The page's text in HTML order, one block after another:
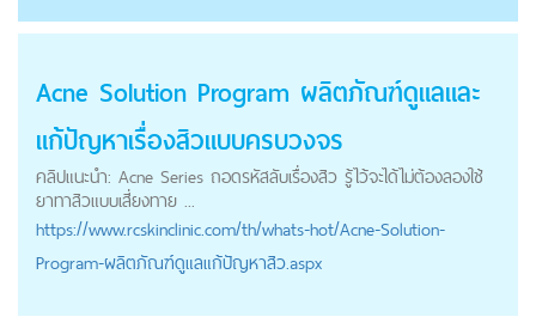
Acne Solution Program ผลิตภัณฑ์ดูแลและ
แก้ปัญหาเรื่องสิวแบบครบวงจร
คลิปแนะนำ: Acne Series ถอดรหัสลับเรื่องสิว รู้ไว้จะได้ไม่ต้องลองใช้
ยาทาสิวแบบเสี่ยงทาย ...
https://www.rcskinclinic.com/th/whats-hot/Acne-Solution-
Program-ผลิตภัณฑ์ดูแลแก้ปัญหาสิว.aspx